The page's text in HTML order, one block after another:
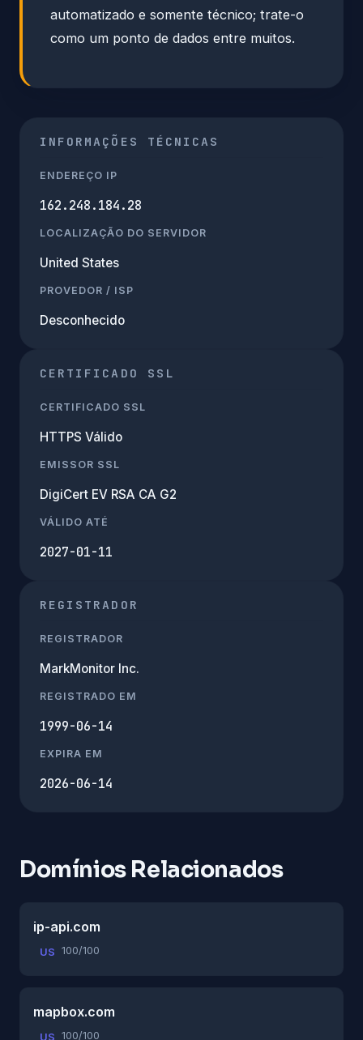
automatizado e somente técnico; trate-o
como um ponto de dados entre muitos.
INFORMAÇÕES TÉCNICAS
ENDEREÇO IP
162.248.184.28
LOCALIZAÇÃO DO SERVIDOR
United States
PROVEDOR / ISP
Desconhecido
CERTIFICADO SSL
CERTIFICADO SSL
HTTPS Válido
EMISSOR SSL
DigiCert EV RSA CA G2
VÁLIDO ATÉ
2027-01-11
REGISTRADOR
REGISTRADOR
MarkMonitor Inc.
REGISTRADO EM
1999-06-14
EXPIRA EM
2026-06-14
Domínios Relacionados
ip-api.com
US 100/100
mapbox.com
US 100/100